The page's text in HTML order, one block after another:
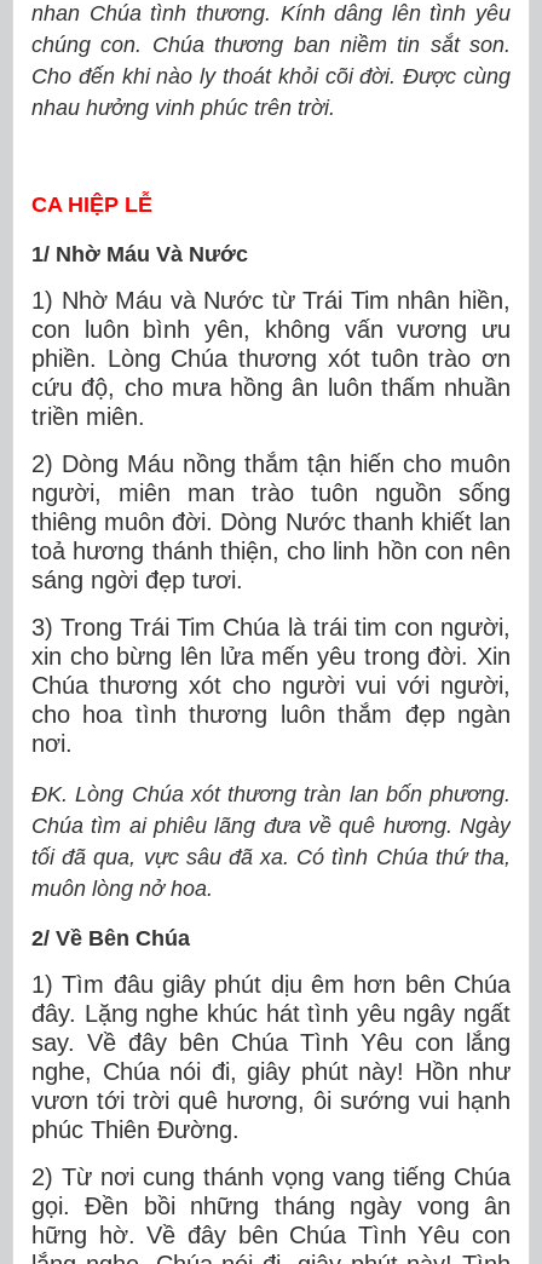
nhan Chúa tình thương. Kính dâng lên tình yêu
chúng con. Chúa thương ban niềm tin sắt son.
Cho đến khi nào ly thoát khỏi cõi đời. Được cùng
nhau hưởng vinh phúc trên trời.
CA HIỆP LỄ
1/ Nhờ Máu Và Nước
1) Nhờ Máu và Nước từ Trái Tim nhân hiền,
con luôn bình yên, không vấn vương ưu
phiền. Lòng Chúa thương xót tuôn trào ơn
cứu độ, cho mưa hồng ân luôn thấm nhuần
triền miên.
2) Dòng Máu nồng thắm tận hiến cho muôn
người, miên man trào tuôn nguồn sống
thiêng muôn đời. Dòng Nước thanh khiết lan
toả hương thánh thiện, cho linh hồn con nên
sáng ngời đẹp tươi.
3) Trong Trái Tim Chúa là trái tim con người,
xin cho bừng lên lửa mến yêu trong đời. Xin
Chúa thương xót cho người vui với người,
cho hoa tình thương luôn thắm đẹp ngàn
nơi.
ĐK. Lòng Chúa xót thương tràn lan bốn phương.
Chúa tìm ai phiêu lãng đưa về quê hương. Ngày
tối đã qua, vực sâu đã xa. Có tình Chúa thứ tha,
muôn lòng nở hoa.
2/ Về Bên Chúa
1) Tìm đâu giây phút dịu êm hơn bên Chúa
đây. Lặng nghe khúc hát tình yêu ngây ngất
say. Về đây bên Chúa Tình Yêu con lắng
nghe, Chúa nói đi, giây phút này! Hồn như
vươn tới trời quê hương, ôi sướng vui hạnh
phúc Thiên Đường.
2) Từ nơi cung thánh vọng vang tiếng Chúa
gọi. Đền bồi những tháng ngày vong ân
hững hờ. Về đây bên Chúa Tình Yêu con